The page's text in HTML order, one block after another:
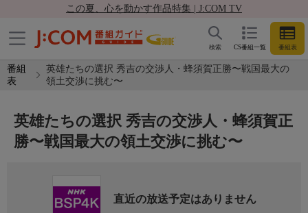
この夏、心を動かす作品特集 | J:COM TV
CS番組一覧 番組表
検索
番組
表
英雄たちの選択 秀吉の交渉人・蜂須賀正勝〜戦国最大の
領土交渉に挑む〜
英雄たちの選択 秀吉の交渉人・蜂須賀正
勝〜戦国最大の領土交渉に挑む〜
直近の放送予定はありません